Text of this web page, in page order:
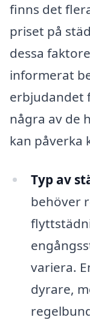
finns det
priset på
dessa
informerat
erbjudandet
några av de
kan påverka
Typ av
behöver
variera.
dyrare,